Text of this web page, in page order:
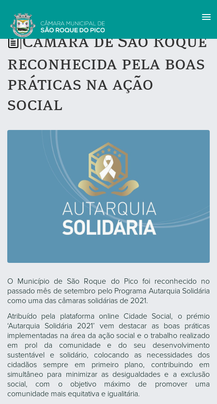
Câmara de São Roque
reconhecida pela boas
práticas na ação
social
O Município de São Roque do Pico foi reconhecido no
passado mês de setembro pelo Programa Autarquia Solidária
como uma das câmaras solidárias de 2021.
Atribuído pela plataforma online Cidade Social, o prémio
‘Autarquia Solidária 2021’ vem destacar as boas práticas
implementadas na área da ação social e o trabalho realizado
em prol da comunidade e do seu desenvolvimento
sustentável e solidário, colocando as necessidades dos
cidadãos sempre em primeiro plano, contribuindo em
simultâneo para minimizar as desigualdades e a exclusão
social, com o objetivo máximo de promover uma
comunidade mais equitativa e igualitária.